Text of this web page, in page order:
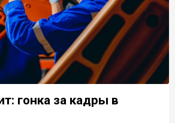
гонка за кадры в